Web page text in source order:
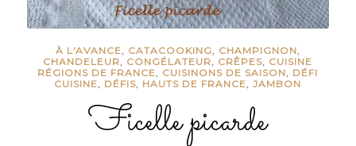
À L'AVANCE, CATACOOKING, CHAMPIGNON,
CHANDELEUR, CONGÉLATEUR, CRÊPES, CUISINE
RÉGIONS DE FRANCE, CUISINONS DE SAISON, DÉFI
CUISINE, DÉFIS, HAUTS DE FRANCE,JAMBON
Ficelle picarde